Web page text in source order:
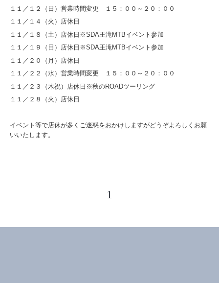
１１／１２（日）営業時間変更 １５：００～２０：００
１１／１４（火）店休日
１１／１８（土）店休日※SDA王滝MTBイベント参加
１１／１９（日）店休日※SDA王滝MTBイベント参加
１１／２０（月）店休日
１１／２２（水）営業時間変更 １５：００～２０：００
１１／２３（木祝）店休日※秋のROADツーリング
１１／２８（火）店休日
イベント等で店休が多くご迷惑をおかけしますがどうぞよろしくお願
いいたします。
1